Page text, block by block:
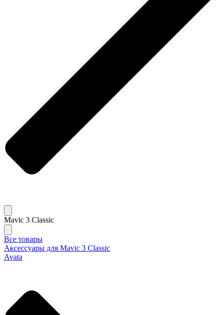
Mavic 3 Classic
Все товары
Аксессуары для Mavic 3 Classic
Avata